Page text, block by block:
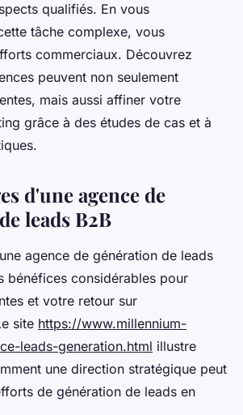
qualifiés. En vous
tâche complexe, vous
commerciaux. Découvrez
peuvent non seulement
mais aussi affiner votre
grâce à des études de cas et à
d'une agence de
leads B2B
agence de génération de leads
bénéfices considérables pour
et votre retour sur
site https://www.millennium-
leads-generation.html illustre
une direction stratégique peut
de génération de leads en